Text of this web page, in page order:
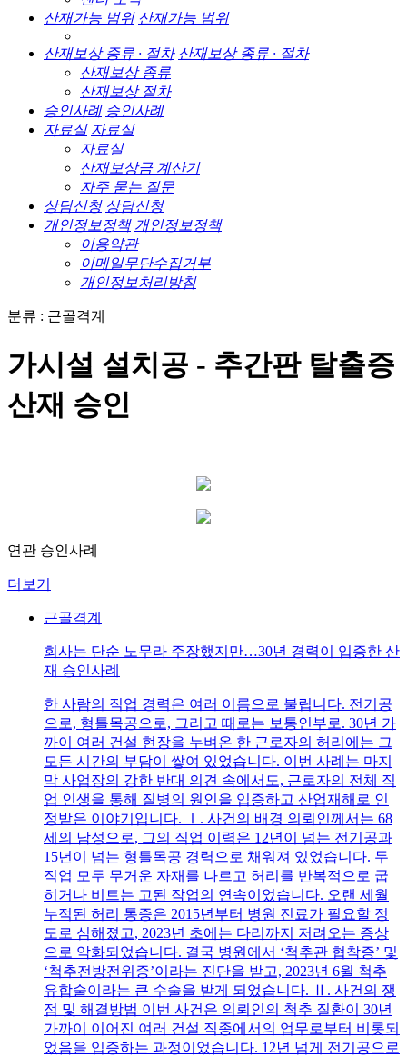
산재가능 범위 산재가능 범위
산재보상 종류 · 절차 산재보상 종류 · 절차
산재보상 종류
산재보상 절차
승인사례 승인사례
자료실 자료실
자료실
산재보상금 계산기
자주 묻는 질문
상담신청 상담신청
개인정보정책 개인정보정책
이용약관
이메일무단수집거부
개인정보처리방침
분류 : 근골격계
가시설 설치공 - 추간판 탈출증
산재 승인
연관 승인사례
더보기
근골격계
회사는 단순 노무라 주장했지만…30년 경력이 입증한 산
재 승인사례
한 사람의 직업 경력은 여러 이름으로 불립니다. 전기공
으로, 형틀목공으로, 그리고 때로는 보통인부로. 30년 가
까이 여러 건설 현장을 누벼온 한 근로자의 허리에는 그
모든 시간의 부담이 쌓여 있었습니다. 이번 사례는 마지
막 사업장의 강한 반대 의견 속에서도, 근로자의 전체 직
업 인생을 통해 질병의 원인을 입증하고 산업재해로 인
정받은 이야기입니다. Ⅰ. 사건의 배경 의뢰인께서는 68
세의 남성으로, 그의 직업 이력은 12년이 넘는 전기공과
15년이 넘는 형틀목공 경력으로 채워져 있었습니다. 두
직업 모두 무거운 자재를 나르고 허리를 반복적으로 굽
히거나 비트는 고된 작업의 연속이었습니다. 오랜 세월
누적된 허리 통증은 2015년부터 병원 진료가 필요할 정
도로 심해졌고, 2023년 초에는 다리까지 저려오는 증상
으로 악화되었습니다. 결국 병원에서 ‘척추관 협착증’ 및
‘척추전방전위증’이라는 진단을 받고, 2023년 6월 척추
유합술이라는 큰 수술을 받게 되었습니다. Ⅱ. 사건의 쟁
점 및 해결방법 이번 사건은 의뢰인의 척추 질환이 30년
가까이 이어진 여러 건설 직종에서의 업무로부터 비롯되
었음을 입증하는 과정이었습니다. 12년 넘게 전기공으로